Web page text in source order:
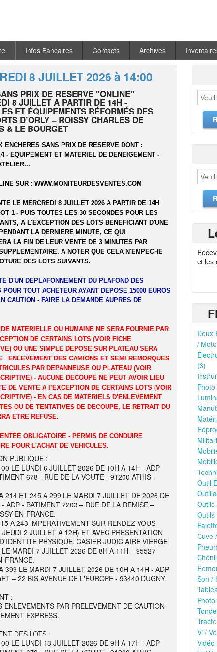
Infos Bancaires Contacts Archives
8 JUILLET 2026 à 14:00
PRIX DE RESERVE "ONLINE"
8 JUILLET A PARTIR DE 14H -
ET ÉQUIPEMENTS RÉFORMÉS DES
D’ORLY – ROISSY CHARLES DE
& LE BOURGET
ENCHERES SANS PRIX DE RESERVE DONT :
- EQUIPEMENT ET MATERIEL DE DENEIGEMENT -
SUR :WWW.MONITEURDESVENTES.COM
LE MERCREDI 8 JUILLET 2026 A PARTIR DE 14H
1 - PUIS TOUTES LES 30 SECONDES POUR LES
A L'EXCEPTION DES LOTS BENEFICIANT D'UNE
LA DERNIERE MINUTE, CE QUI
LA FIN DE LEUR VENTE DE 3 MINUTES PAR
A NOTER QUE CELA N'EMPECHE
DES LOTS SUIVANTS.
D'UN DEPLAFONNEMENT DU PLAFOND DES
POUR TOUT ACHETEUR AYANT DEPOSE 15000 EUROS
CAUTION - FAIRE LA DEMANDE AUPRES DE
MATERIELLE OU HUMAINE NE SERA FOURNIE PAR
DE CERTAINS LOTS (VOIR FICHE
OU UNE SIMPLE DEPOSE SUR PLATEAU SERA
- ENLEVEMENT DES CAMIONS ET SEMI-REMORQUES
PAR DEPANNEUSE OU PLATEAU (VOIR
- AUCUNE DECOUPE NE PEUT AVOIR LIEU
DE VENTE A l’EXCEPTION DE CERTAINS LOTS (VOIR
- EN CAS DE MATERIELS D'ENLEVEMENT
OU DE TENTATIVES DE DECOUPE, LE RETRAIT DU
ETRE REFUSE.
OBLIGATOIRE - PERMIS DE CONDUIRE
POUR L'ACHAT DE VEHICULES.
PUBLIQUE :
LE LUNDI 6 JUILLET 2026 DE 10H A 14H - ADP
678 - RUE DE LA VOUTE - 91200 ATHIS-
214 ET 245 A 299 LE MARDI 7 JUILLET DE 2026 DE
ADP - BATIMENT 7203 – RUE DE LA REMISE –
EN-FRANCE.
A 243 IMPERATIVEMENT SUR RENDEZ-VOUS
JEUDI 2 JUILLET A 12H) ET AVEC PRESENTATION
PHYSIQUE, CASIER JUDICIAIRE VIERGE
LE MARDI 7 JUILLET 2026 DE 8H A 11H – 95527
FRANCE.
399 LE MARDI 7 JUILLET 2026 DE 10H A 14H - ADP
– 22 BIS AVENUE DE L'EUROPE - 93440 DUGNY.
:
ENLEVEMENTS PAR PRELEVEMENT DE CAUTION
EXPRESS.
DES LOTS :
LE LUNDI 13 JUILLET 2026 DE 9H A 17H - ADP
et les
Deux
/
(3)
Outil
Outils
Outils
Cuve
Son /
Vi /
Vidéo